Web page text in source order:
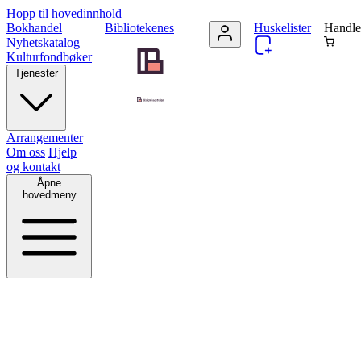
Hopp til hovedinnhold
Bibliotekenes
Bokhandel
Nyhetskatalog
Kulturfondbøker
Tjenester
Arrangementer
Om oss Hjelp
og kontakt
Åpne
hovedmeny
Huskelister